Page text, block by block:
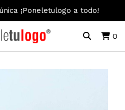
¡Poneletulogo a todo!
0